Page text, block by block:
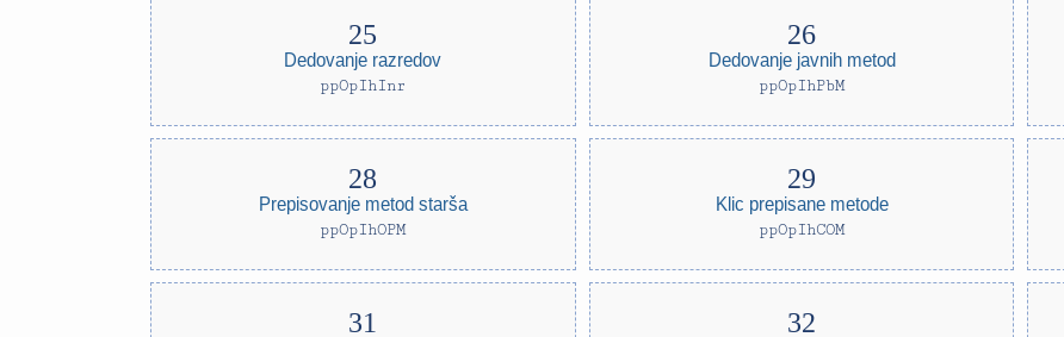
Dedovanje razredov
ppOpIhInr
Dedovanje javnih metod
ppOpIhPbM
Prepisovanje metod starša
ppOpIhOPM
Klic prepisane metode
ppOpIhCOM